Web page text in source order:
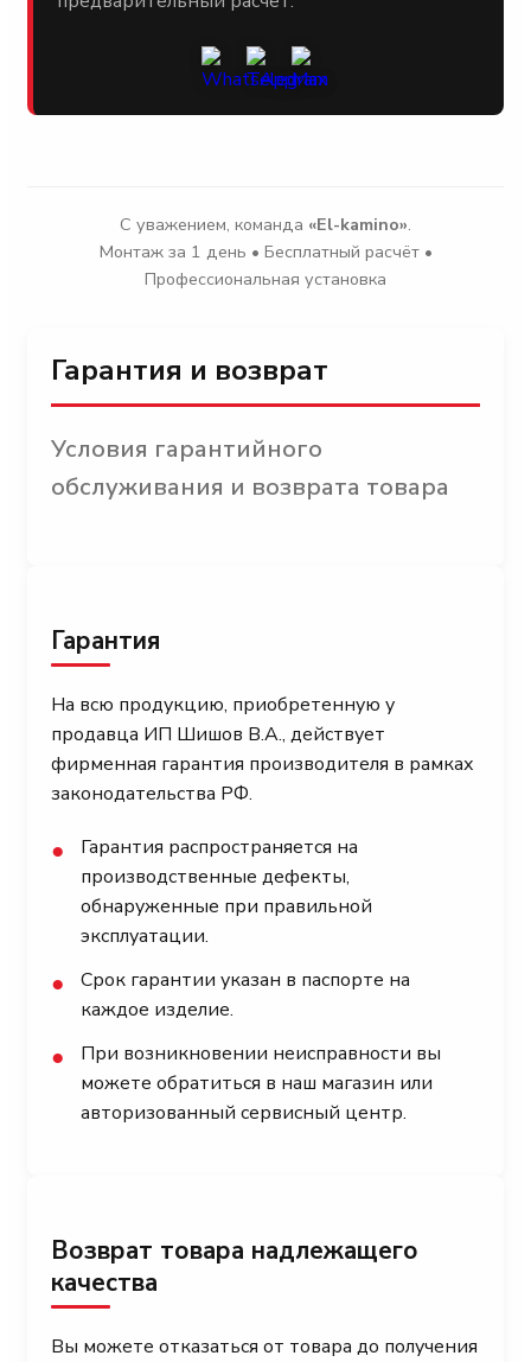
С уважением, команда «El-kamino».
Монтаж за 1 день • Бесплатный расчёт •
Профессиональная установка
Гарантия и возврат
Условия гарантийного
обслуживания и возврата товара
Гарантия
На всю продукцию, приобретенную у
продавца ИП Шишов В.А., действует
фирменная гарантия производителя в рамках
законодательства РФ.
●
Гарантия распространяется на
производственные дефекты,
обнаруженные при правильной
эксплуатации.
●
Срок гарантии указан в паспорте на
каждое изделие.
●
При возникновении неисправности вы
можете обратиться в наш магазин или
авторизованный сервисный центр.
Возврат товара надлежащего
качества
Вы можете отказаться от товара до получения